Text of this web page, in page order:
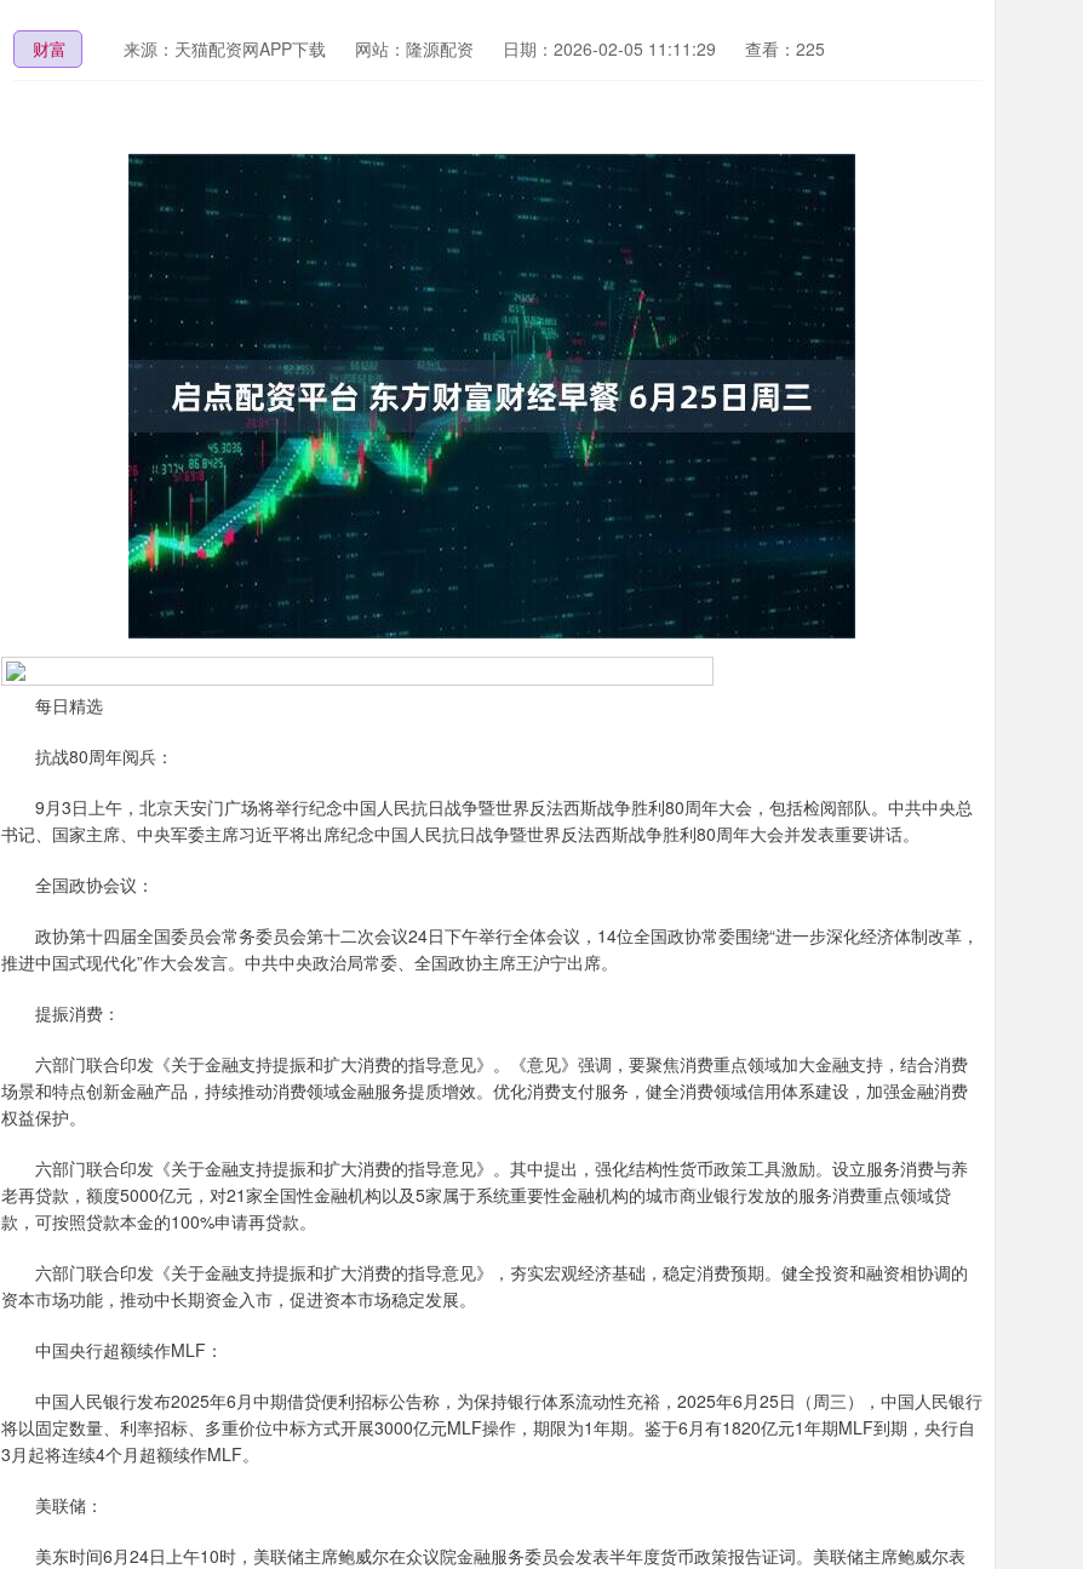
财富 来源：天猫配资网APP下载 网站：隆源配资 日期：2026-02-05 11:11:29 查看：225
每日精选
抗战80周年阅兵：
9月3日上午，北京天安门广场将举行纪念中国人民抗日战争暨世界反法西斯战争胜利80周年大会，包括检阅部队。中共中央总
书记、国家主席、中央军委主席习近平将出席纪念中国人民抗日战争暨世界反法西斯战争胜利80周年大会并发表重要讲话。
全国政协会议：
政协第十四届全国委员会常务委员会第十二次会议24日下午举行全体会议，14位全国政协常委围绕“进一步深化经济体制改革，
推进中国式现代化”作大会发言。中共中央政治局常委、全国政协主席王沪宁出席。
提振消费：
六部门联合印发《关于金融支持提振和扩大消费的指导意见》。《意见》强调，要聚焦消费重点领域加大金融支持，结合消费
场景和特点创新金融产品，持续推动消费领域金融服务提质增效。优化消费支付服务，健全消费领域信用体系建设，加强金融消费
权益保护。
六部门联合印发《关于金融支持提振和扩大消费的指导意见》。其中提出，强化结构性货币政策工具激励。设立服务消费与养
老再贷款，额度5000亿元，对21家全国性金融机构以及5家属于系统重要性金融机构的城市商业银行发放的服务消费重点领域贷
款，可按照贷款本金的100%申请再贷款。
六部门联合印发《关于金融支持提振和扩大消费的指导意见》，夯实宏观经济基础，稳定消费预期。健全投资和融资相协调的
资本市场功能，推动中长期资金入市，促进资本市场稳定发展。
中国央行超额续作MLF：
中国人民银行发布2025年6月中期借贷便利招标公告称，为保持银行体系流动性充裕，2025年6月25日（周三），中国人民银行
将以固定数量、利率招标、多重价位中标方式开展3000亿元MLF操作，期限为1年期。鉴于6月有1820亿元1年期MLF到期，央行自
3月起将连续4个月超额续作MLF。
美联储：
美东时间6月24日上午10时，美联储主席鲍威尔在众议院金融服务委员会发表半年度货币政策报告证词。美联储主席鲍威尔表